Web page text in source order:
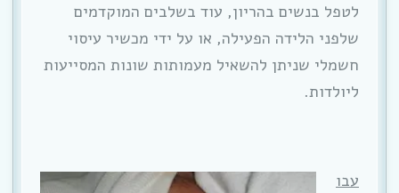
לטפל בנשים בהריון, עוד בשלבים המוקדמים
שלפני הלידה הפעילה, או על ידי מכשיר עיסוי
חשמלי שניתן להשאיל מעמותות שונות המסייעות
ליולדות.
עבו